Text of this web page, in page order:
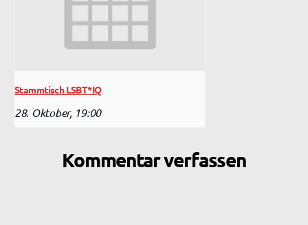
Stammtisch LSBT*IQ
28. Oktober, 19:00
Kommentar verfassen